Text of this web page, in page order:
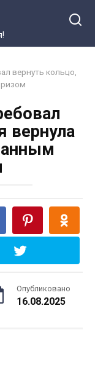
вернуть кольцо,
вернула
Опубликовано
16.08.2025